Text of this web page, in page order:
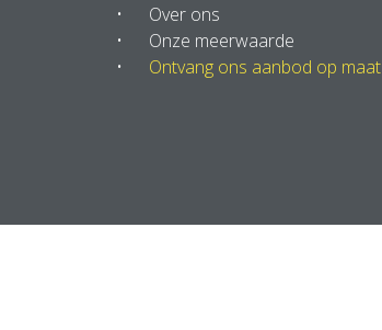
Over ons
Onze meerwaarde
Ontvang ons aanbod op maat